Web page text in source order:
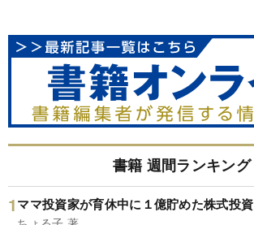
書籍 週間ランキング
ママ投資家が育休中に１億貯めた株式投資